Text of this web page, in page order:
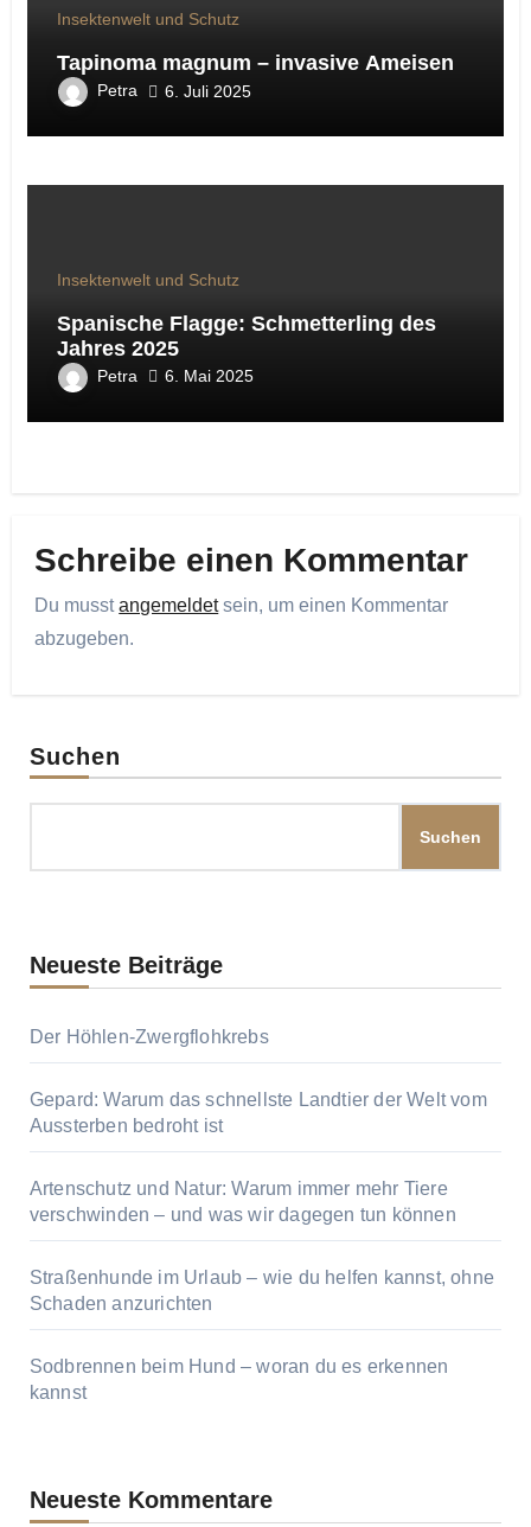
Insektenwelt und Schutz
Tapinoma magnum – invasive Ameisen
Petra 6. Juli 2025
Insektenwelt und Schutz
Spanische Flagge: Schmetterling des
Jahres 2025
Petra 6. Mai 2025
Schreibe einen Kommentar
Du musstangemeldetsein, um einen Kommentar
abzugeben.
Suchen
Suchen
Neueste Beiträge
Der Höhlen-Zwergflohkrebs
Gepard: Warum das schnellste Landtier der Welt vom
Aussterben bedroht ist
Artenschutz und Natur: Warum immer mehr Tiere
verschwinden – und was wir dagegen tun können
Straßenhunde im Urlaub – wie du helfen kannst, ohne
Schaden anzurichten
Sodbrennen beim Hund – woran du es erkennen
kannst
Neueste Kommentare